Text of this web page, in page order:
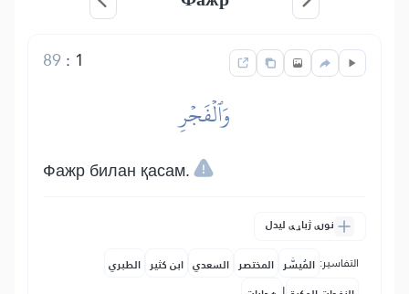
1
:
89
وَٱلۡفَجۡرِ
Фажр билан қасам.
نورې ژباړې لیدل
التفاسير: المُيسَّر المختصر السعدي ابن كثير الطبري